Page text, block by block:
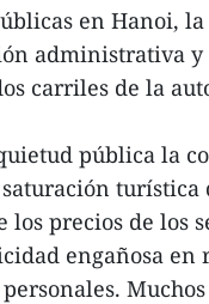
en Hanoi,
administrativa y
carriles de la
pública la
turística
precios de los
engañosa en